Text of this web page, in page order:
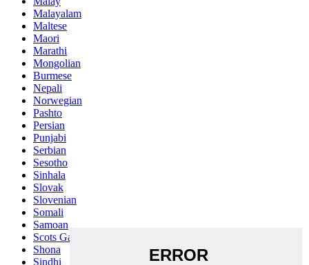
Malayalam
Maltese
Maori
Marathi
Mongolian
Burmese
Nepali
Norwegian
Pashto
Persian
Punjabi
Serbian
Sesotho
Sinhala
Slovak
Slovenian
Somali
Samoan
Scots Gaelic
Shona
Sindhi